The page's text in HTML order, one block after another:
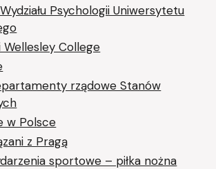
Psychologii Uniwersytetu
College
rządowe Stanów
w Polsce
z Pragą
sportowe – piłka nożna